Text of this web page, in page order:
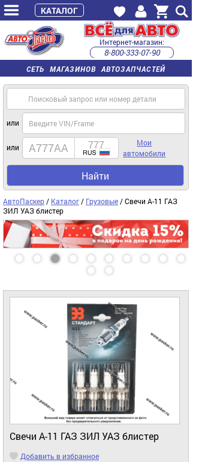
СЕТЬ МАГАЗИНОВ АВТОЗАПЧАСТЕЙ
Интернет-магазин:
8-800-333-07-90
часы работы с 9:00 до 22:00 (пн-пт)
или
или
Мои
автомобили
Найти
АвтоПаскер / Каталог / Грузовые / Свечи А-11 ГАЗ
ЗИЛ УАЗ блистер
Свечи А-11 ГАЗ ЗИЛ УАЗ блистер
Добавить в избранное
КАТАЛОГ